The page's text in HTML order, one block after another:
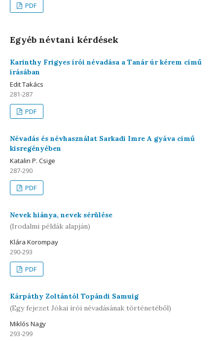
PDF
Egyéb névtani kérdések
Karinthy Frigyes írói névadása a Tanár úr kérem című
írásában
Edit Takács
281-287
PDF
Névadás és névhasználat Sarkadi Imre A gyáva című
kisregényében
Katalin P. Csige
287-290
PDF
Nevek hiánya, nevek sérülése
(Irodalmi példák alapján)
Klára Korompay
290-293
PDF
Kárpáthy Zoltántól Topándi Samuig
(Egy fejezet Jókai írói névadásának történetéből)
Miklós Nagy
293-299